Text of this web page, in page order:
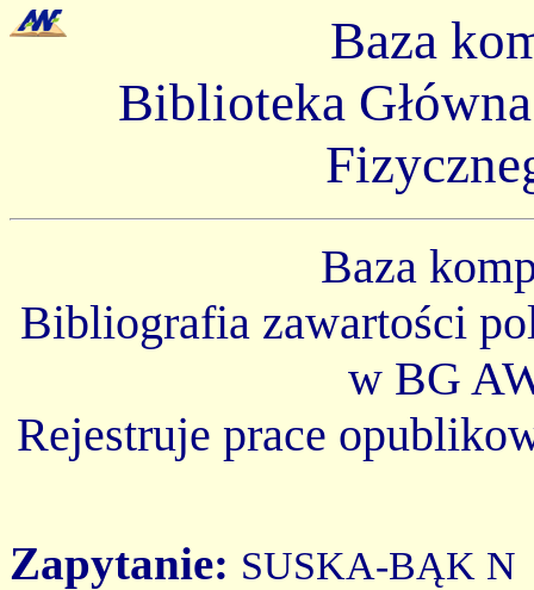
Baza
Biblioteka
Baza
Bibliografia zawartości
w BG
Rejestruje prace
Zapytanie: SUSKA-BĄK N